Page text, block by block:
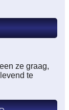
ze graag,
te